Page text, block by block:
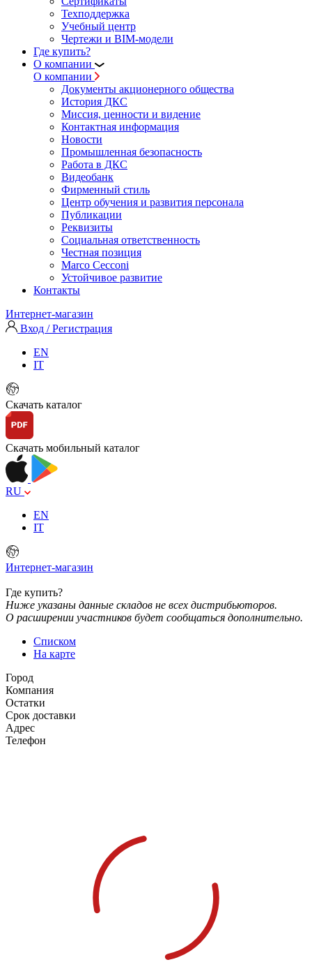
Техподдержка
Учебный центр
Чертежи и BIM-модели
Где купить?
О компании
О компании
Документы акционерного общества
История ДКС
Миссия, ценности и видение
Контактная информация
Новости
Промышленная безопасность
Работа в ДКС
Видеобанк
Фирменный стиль
Центр обучения и развития персонала
Публикации
Реквизиты
Социальная ответственность
Честная позиция
Marco Cecconi
Устойчивое развитие
Контакты
Интернет-магазин
Вход / Регистрация
EN
IT
Скачать каталог
Скачать мобильный каталог
RU
EN
IT
Интернет-магазин
Где купить?
Ниже указаны данные складов не всех дистрибьюторов.
О расширении участников будет сообщаться дополнительно.
Списком
На карте
Город
Компания
Остатки
Срок доставки
Адрес
Телефон